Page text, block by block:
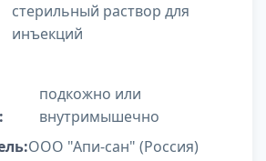
стерильный раствор для
инъекций
подкожно или
внутримышечно
ООО "Апи-сан" (Россия)